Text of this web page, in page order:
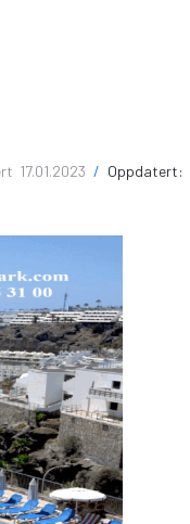
17.01.2023 / Oppdatert: